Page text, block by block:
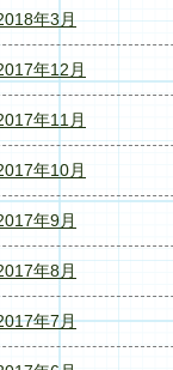
年3月
年12月
年11月
年10月
年9月
年8月
年7月